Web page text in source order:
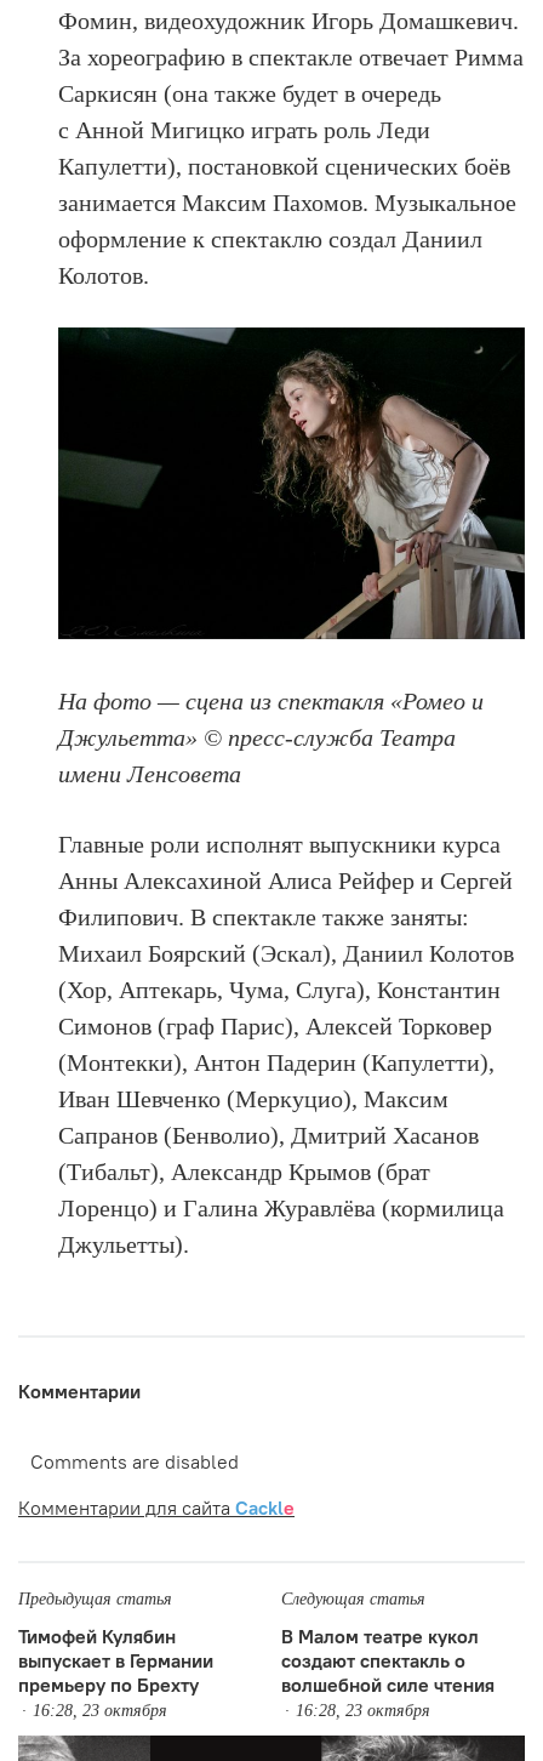
Фомин, видеохудожник Игорь Домашкевич.
За хореографию в спектакле отвечает Римма
Саркисян (она также будет в очередь
с Анной Мигицко играть роль Леди
Капулетти), постановкой сценических боёв
занимается Максим Пахомов. Музыкальное
оформление к спектаклю создал Даниил
Колотов.
На фото — сцена из спектакля «Ромео и
Джульетта» © пресс-служба Театра
имени Ленсовета
Главные роли исполнят выпускники курса
Анны Алексахиной Алиса Рейфер и Сергей
Филипович. В спектакле также заняты:
Михаил Боярский (Эскал), Даниил Колотов
(Хор, Аптекарь, Чума, Слуга), Константин
Симонов (граф Парис), Алексей Торковер
(Монтекки), Антон Падерин (Капулетти),
Иван Шевченко (Меркуцио), Максим
Сапранов (Бенволио), Дмитрий Хасанов
(Тибальт), Александр Крымов (брат
Лоренцо) и Галина Журавлёва (кормилица
Джульетты).
Комментарии
Comments are disabled
Комментарии для сайта Cackle
Предыдущая статья
Тимофей Кулябин
выпускает в Германии
премьеру по Брехту
16:28, 23 октября
Следующая статья
В Малом театре кукол
создают спектакль о
волшебной силе чтения
16:28, 23 октября